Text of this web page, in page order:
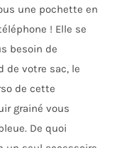
une pochette en
! Elle se
besoin de
de votre sac, le
de cette
grainé vous
De quoi